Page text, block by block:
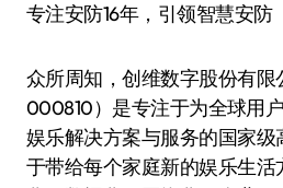
专注安防16年，引领智慧安防
众所周知，创维数字股份有限
000810）是专注于为全球用
娱乐解决方案与服务的国家级
于带给每个家庭新的娱乐生